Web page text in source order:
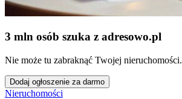
3 mln osób szuka z adresowo.pl
Nie może tu zabraknąć Twojej nieruchomości.
Dodaj ogłoszenie za darmo
Nieruchomości